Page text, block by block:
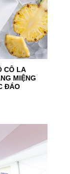
CÔ LA
MIỆNG
ĐÁO